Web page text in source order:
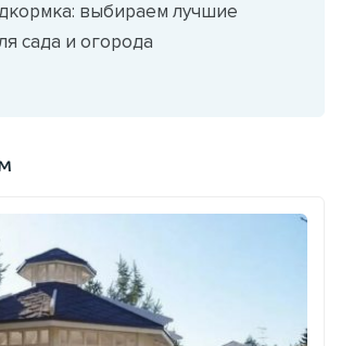
выбираем лучшие
сада и огорода